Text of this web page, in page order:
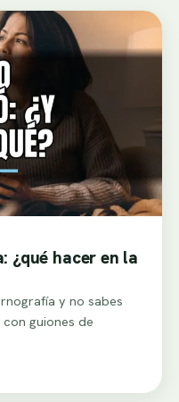
¿qué hacer en la
y no sabes
guiones de